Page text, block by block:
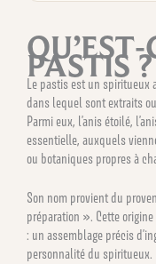
PASTIS ?
Le pastis est un spiritueux
dans lequel sont extraits
Parmi eux, l’anis étoilé,
essentielle, auxquels
ou botaniques propres à
Son nom provient du
préparation ». Cette
: un assemblage précis
personnalité du spiritueux.